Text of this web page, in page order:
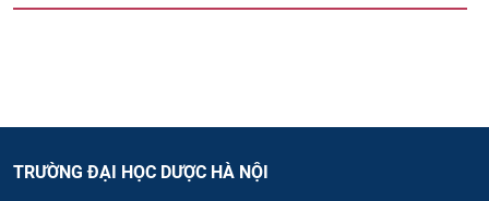
TRƯỜNG ĐẠI HỌC DƯỢC HÀ NỘI